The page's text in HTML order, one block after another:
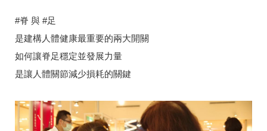
#脊 與 #足
是建構人體健康最重要的兩大開關
如何讓脊足穩定並發展力量
是讓人體關節減少損耗的關鍵